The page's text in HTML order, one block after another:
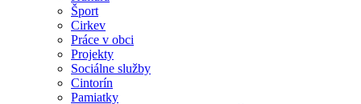
Šport
Cirkev
Práce v obci
Projekty
Sociálne služby
Cintorín
Pamiatky